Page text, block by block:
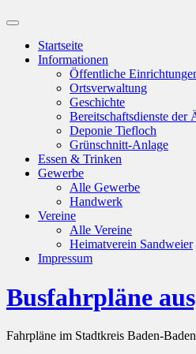
Suchfeld
ein-/ausblenden
Startseite
Informationen
Öffentliche
Ortsverwaltung
Geschichte
Bereitschaftsdienste der
Deponie Tiefloch
Grünschnitt-Anlage
Essen & Trinken
Gewerbe
Alle Gewerbe
Handwerk
Vereine
Alle Vereine
Heimatverein Sandweier
Impressum
Busfahrpläne
Fahrpläne im Stadtkreis Baden-